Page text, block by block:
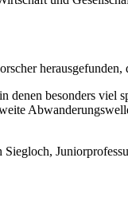
herausgefunden,
denen besonders viel
Siegloch,